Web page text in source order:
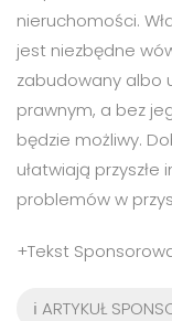
nieruchomości.
jest niezbędne
zabudowany albo
prawnym, a bez
będzie możliwy.
ułatwiają
problemów w
+Tekst
ℹ️ ARTYKUŁ